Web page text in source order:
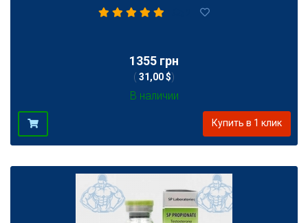
1355 грн
( 31,00 $)
В наличии
Купить в 1 клик